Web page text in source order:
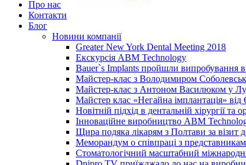
Про нас
Контакти
Блог
Новини компанії
Greater New York Dental Meeting 2018
Екскурсія ABM Technology
Bauer`s Implants пройшли випробування в
Майстер-клас з Володимиром
Майстер-клас з Антоном Василюком у
Майстер клас «Негайна імплантація»
Новітній підхід в дентальній хірургії та
Інноваційне виробництво ABM
Щира подяка лікарям з Полтави за візит
Меморандум о співпраці з
Стоматологічний масштабний